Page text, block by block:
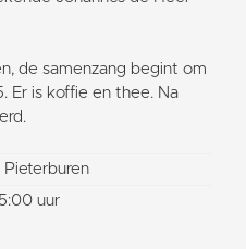
de samenzang begint om
Er is koffie en thee. Na
Pieterburen
uur